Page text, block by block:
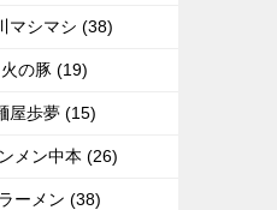
マシマシ (38)
火の豚 (19)
屋歩夢 (15)
メン中本 (26)
ーメン (38)